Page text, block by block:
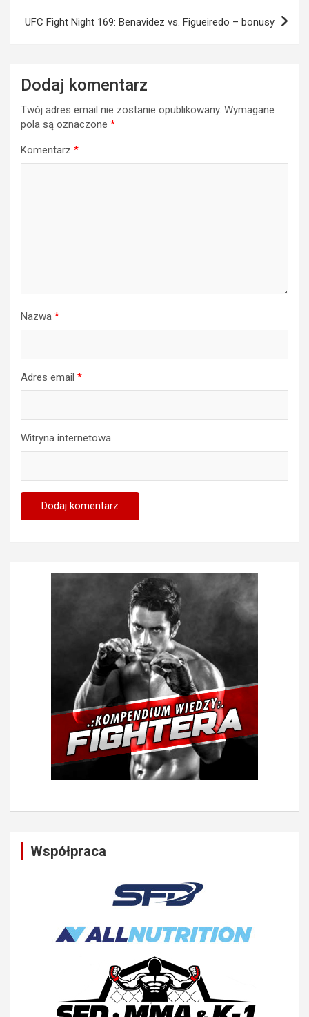
UFC Fight Night 169: Benavidez vs. Figueiredo – bonusy
Dodaj komentarz
Twój adres email nie zostanie opublikowany. Wymagane
pola są oznaczone *
Komentarz *
Nazwa *
Adres email *
Witryna internetowa
Współpraca